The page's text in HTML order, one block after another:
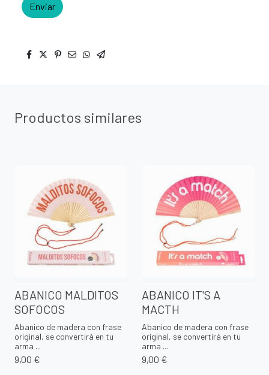
Enviar
Productos similares
ABANICO MALDITOS
SOFOCOS
Abanico de madera con frase
original, se convertirá en tu
arma ...
9,00 €
ABANICO IT'S A
MACTH
Abanico de madera con frase
original, se convertirá en tu
arma ...
9,00 €